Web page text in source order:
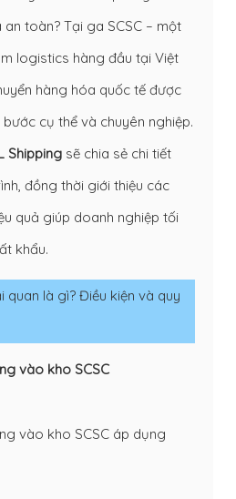
toàn? Tại ga SCSC – một
logistics hàng đầu tại Việt
hàng hóa quốc tế được
cụ thể và chuyên nghiệp.
Shipping sẽ chia sẻ chi tiết
đồng thời giới thiệu các
quả giúp doanh nghiệp tối
khẩu.
quan là gì? Điều kiện và quy
vào kho SCSC
vào kho SCSC áp dụng